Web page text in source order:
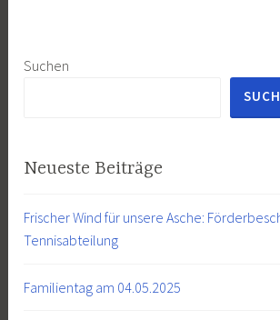
Suchen
Neueste Beiträge
Frischer Wind für unsere Asche:
Tennisabteilung
Familientag am 04.05.2025